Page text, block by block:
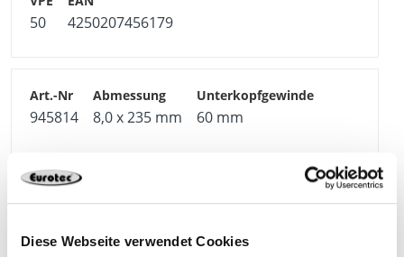
Diese Webseite verwendet Cookies
50 4250207456179
945814 8,0 x 235 mm 60 mm
95 mm TX40
50 4250207456186